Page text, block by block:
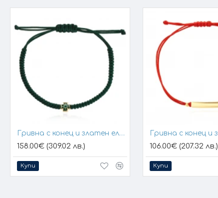
Гривна с конец и златен елемент кръст
158.00€ (309.02 лв.)
Купи
106.00€ (207.32 лв.)
Купи